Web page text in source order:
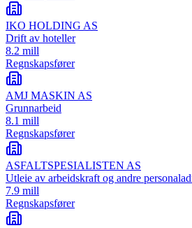
IKO HOLDING AS
Drift av hoteller
8.2 mill
Regnskapsfører
AMJ MASKIN AS
Grunnarbeid
8.1 mill
Regnskapsfører
ASFALTSPESIALISTEN AS
Utleie av arbeidskraft og andre
7.9 mill
Regnskapsfører